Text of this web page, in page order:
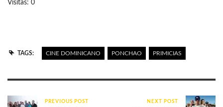
Visitas: 0
TAGS: CINE DOMINICANO PONCHAO PRIMICIAS
PREVIOUS POST NEXT POST